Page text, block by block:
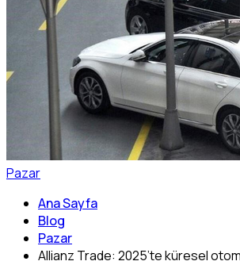
Pazar
Ana Sayfa
Blog
Pazar
Allianz Trade: 2025’te küresel